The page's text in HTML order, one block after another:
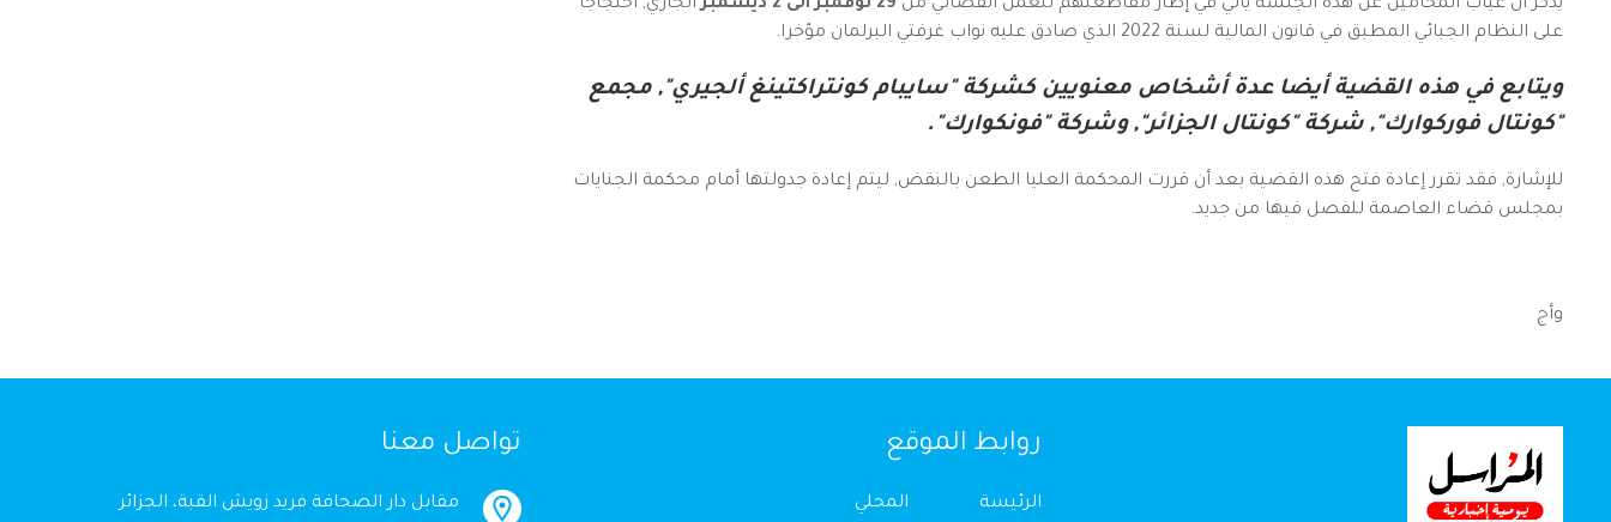
يذكر أن غياب المحامين عن هذه الجلسة يأتي في إطار مقاطعتهم للعمل القضائي من
الجاري, احتجاجا
على النظام الجبائي المطبق في قانون المالية لسنة 2022 الذي صادق عليه نواب غرفتي البرلمان مؤخرا.
ويتابع في هذه القضية أيضا عدة أشخاص معنويين كشركة "سايبام كونتراكتينغ ألجيري", مجمع
"كونتال فوركوارك", شركة "كونتال الجزائر", وشركة "فونكوارك".
للإشارة, فقد تقرر إعادة فتح هذه القضية بعد أن قررت المحكمة العليا الطعن بالنقض, ليتم إعادة جدولتها أمام محكمة الجنايات
بمجلس قضاء العاصمة للفصل فيها من جديد.
وأج
روابط الموقع
الرئيسة المحلي
تواصل معنا
مقابل دار الصحافة فريد زويش القبة، الجزائر